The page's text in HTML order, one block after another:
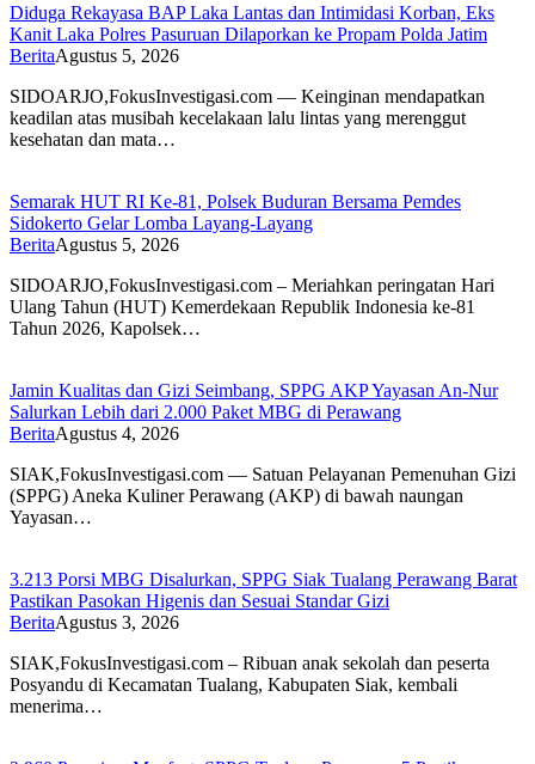
Diduga Rekayasa BAP Laka Lantas dan Intimidasi Korban, Eks
Kanit Laka Polres Pasuruan Dilaporkan ke Propam Polda Jatim
BeritaAgustus 5, 2026
SIDOARJO,FokusInvestigasi.com — Keinginan mendapatkan
keadilan atas musibah kecelakaan lalu lintas yang merenggut
kesehatan dan mata…
Semarak HUT RI Ke-81, Polsek Buduran Bersama Pemdes
Sidokerto Gelar Lomba Layang-Layang
BeritaAgustus 5, 2026
SIDOARJO,FokusInvestigasi.com – Meriahkan peringatan Hari
Ulang Tahun (HUT) Kemerdekaan Republik Indonesia ke-81
Tahun 2026, Kapolsek…
Jamin Kualitas dan Gizi Seimbang, SPPG AKP Yayasan An-Nur
Salurkan Lebih dari 2.000 Paket MBG di Perawang
BeritaAgustus 4, 2026
SIAK,FokusInvestigasi.com — Satuan Pelayanan Pemenuhan Gizi
(SPPG) Aneka Kuliner Perawang (AKP) di bawah naungan
Yayasan…
3.213 Porsi MBG Disalurkan, SPPG Siak Tualang Perawang Barat
Pastikan Pasokan Higenis dan Sesuai Standar Gizi
BeritaAgustus 3, 2026
SIAK,FokusInvestigasi.com – Ribuan anak sekolah dan peserta
Posyandu di Kecamatan Tualang, Kabupaten Siak, kembali
menerima…